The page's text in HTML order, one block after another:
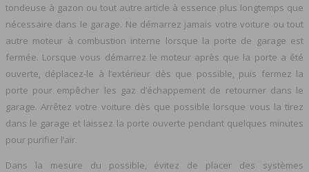
tondeuse à gazon ou tout autre article à essence plus longtemps que
nécessaire dans le garage. Ne démarrez jamais votre voiture ou tout
autre moteur à combustion interne lorsque la porte de garage est
fermée. Lorsque vous démarrez le moteur après que la porte a été
ouverte, déplacez-le à l’extérieur dès que possible, puis fermez la
porte pour empêcher les gaz d’échappement de retourner dans le
garage. Arrêtez votre voiture dès que possible lorsque vous la tirez
dans le garage et laissez la porte ouverte pendant quelques minutes
pour purifier l’air.
Dans la mesure du possible, évitez de placer des systèmes